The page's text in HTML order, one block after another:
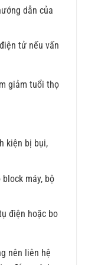
dẫn của
tử nếu vấn
giảm tuổi thọ
kiện bị bụi,
máy, bộ
điện hoặc bo
nên liên hệ